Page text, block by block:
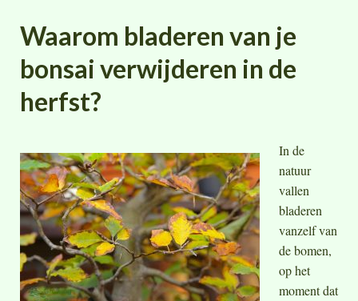
Waarom bladeren van je
bonsai verwijderen in de
herfst?
In de
natuur
vallen
bladeren
vanzelf van
de bomen,
op het
moment dat